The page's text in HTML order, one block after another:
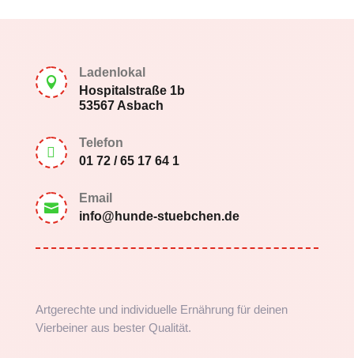

Ladenlokal
Hospitalstraße 1b
53567 Asbach

Telefon
01 72 / 65 17 64 1

Email
info@hunde-stuebchen.de
Artgerechte und individuelle Ernährung für deinen
Vierbeiner aus bester Qualität.